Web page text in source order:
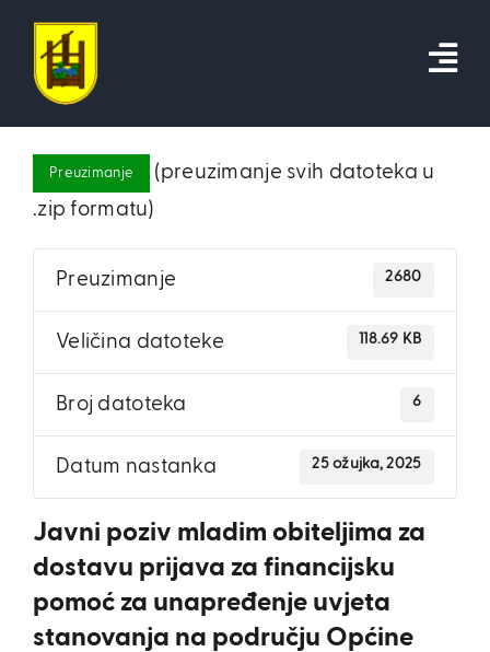
content
Preuzimanje
(preuzimanje svih datoteka u
.zip formatu)
Preuzimanje 2680
Veličina datoteke 118.69 KB
Broj datoteka 6
Datum nastanka 25 ožujka, 2025
Javni poziv mladim obiteljima za
dostavu prijava za financijsku
pomoć za unapređenje uvjeta
stanovanja na području Općine